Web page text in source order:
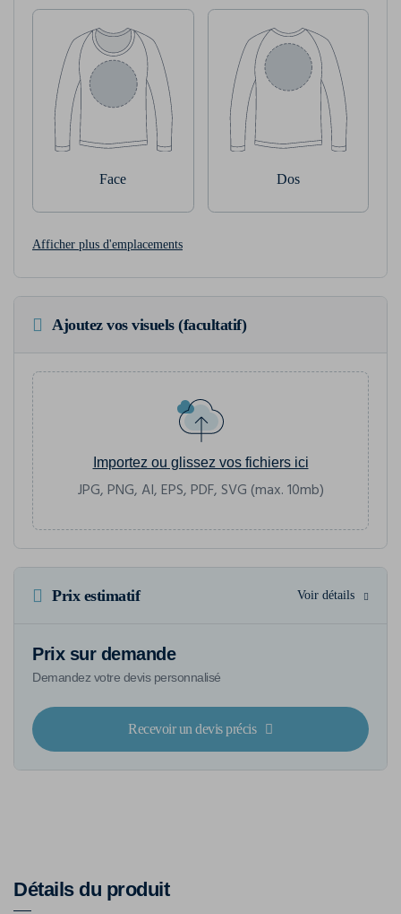
Face Dos
Afficher plus d'emplacements
Ajoutez vos visuels (facultatif)
Importez ou glissez vos fichiers ici
JPG, PNG, AI, EPS, PDF, SVG (max. 10mb)
Prix estimatif Voir détails
Prix sur demande
Demandez votre devis personnalisé
Recevoir un devis précis
Détails du produit